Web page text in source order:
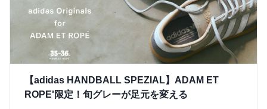
【adidas HANDBALL SPEZIAL】ADAM ET
ROPE'限定！旬グレーが足元を変える